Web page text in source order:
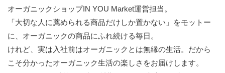
オーガニックショップIN YOU Market運営担当。
「大切な人に薦められる商品だけしか置かない」をモットー
に、オーガニックの商品にふれ続ける毎日。
けれど、実は入社前はオーガニックとは無縁の生活。だから
こそ分かったオーガニック生活の楽しさをお届けします。